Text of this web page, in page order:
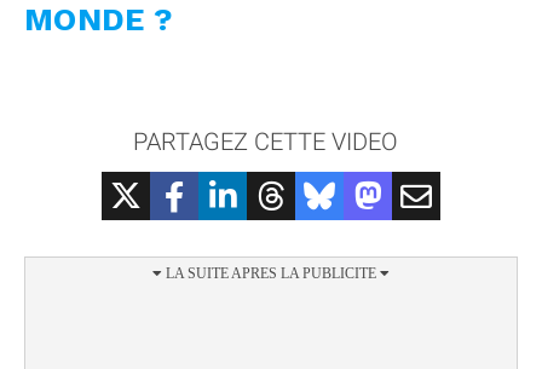
MONDE ?
PARTAGEZ CETTE VIDEO